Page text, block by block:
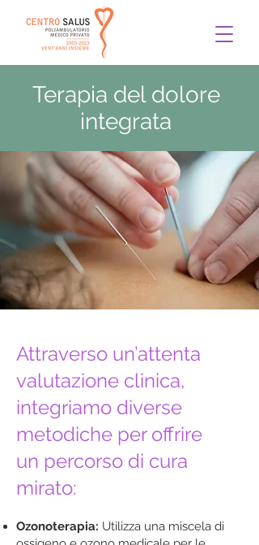
Terapia del dolore
integrata
​Attraverso un’attenta
valutazione clinica,
integriamo diverse
metodiche per offrire
un percorso di cura
mirato:
Ozonoterapia: Utilizza una miscela di